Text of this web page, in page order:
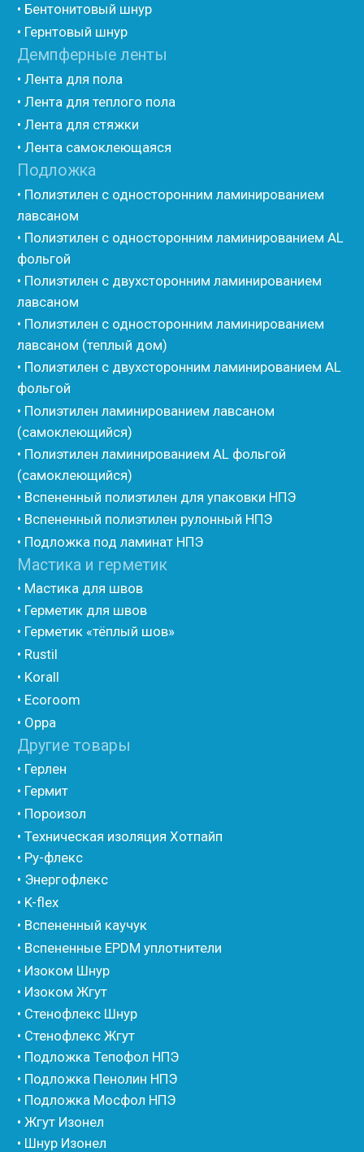
Другие товары
• Герлен
• Пороизол
• Техническая изоляция Хотпайп
• Энергофлекс
• K-flex
• Вспененный каучук
• Вспененные EPDM уплотнители
• Изоком Шнур
• Изоком Жгут
• Стенофлекс Шнур
• Стенофлекс Жгут
• Подложка Тепофол НПЭ
• Подложка Мосфол НПЭ
• Жгут Изонел
• Шнур Тилит
• Гернитовый шнур
• Стенофлекс для труб
• Мат из вспененного полиэтилена Тепофол
• Трубная изоляция из вспененного полиэтилена
Тилит
• Трубная изоляция из вспененного полиэтилена
• Трубная изоляция из вспененного полиэтилена
Изотом
• Шнур базальтовый теплоизоляционный
• Компенсационный мат вспененного полиэтилена
• Утеплитель для труб из вспененного полиэтилена
• Уплотнительный шнур HOT ROD XL
• ПСУЛ
• Ultima
• Дихтунгсбанд
• Фиброволокно
• Уголки
• Евроблок Isodom
• Евроблок Penoterm
• Евроблок Стенофон